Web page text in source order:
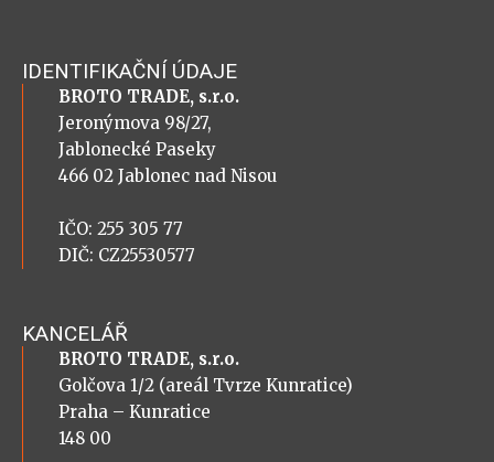
IDENTIFIKAČNÍ ÚDAJE
BROTO TRADE, s.r.o.
Jeronýmova 98/27,
Jablonecké Paseky
466 02 Jablonec nad Nisou
IČO: 255 305 77
DIČ: CZ25530577
KANCELÁŘ
BROTO TRADE, s.r.o.
Golčova 1/2 (areál Tvrze Kunratice)
Praha – Kunratice
148 00